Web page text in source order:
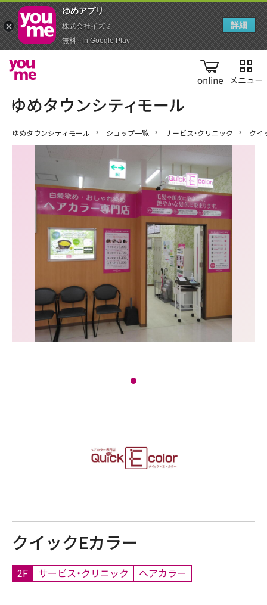
online
ゆめタウンシティモール ショップ一覧 サービス・クリニック クイ
クイックEカラー
2F サービス・クリニック ヘアカラー
ゆめアプ‪リ‬
株式会社イズミ
無料 - In Google Play
詳細